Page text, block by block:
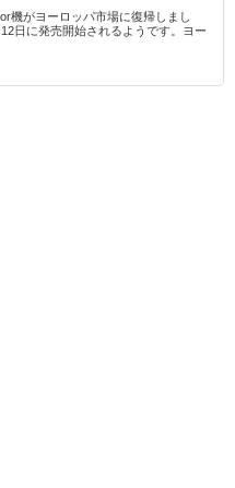
機がヨーロッパ市場に復帰しまし
日に発売開始されるようです。ヨー